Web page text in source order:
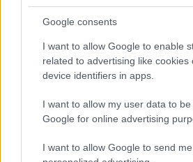
Google consents
I want to allow Google to enable
related to advertising like cookies
device identifiers in apps.
I want to allow my user data to
Google for online advertising
I want to allow Google to send me